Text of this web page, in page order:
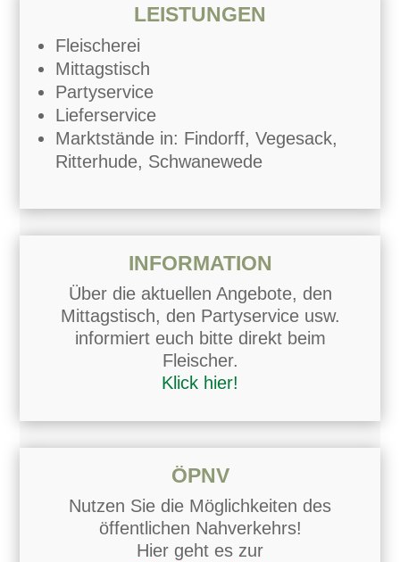
LEISTUNGEN
Fleischerei
Mittagstisch
Partyservice
Lieferservice
Marktstände in: Findorff, Vegesack,
Ritterhude, Schwanewede
INFORMATION
Über die aktuellen Angebote, den
Mittagstisch, den Partyservice usw.
informiert euch bitte direkt beim
Fleischer.
Klick hier!
ÖPNV
Nutzen Sie die Möglichkeiten des
öffentlichen Nahverkehrs!
Hier geht es zur